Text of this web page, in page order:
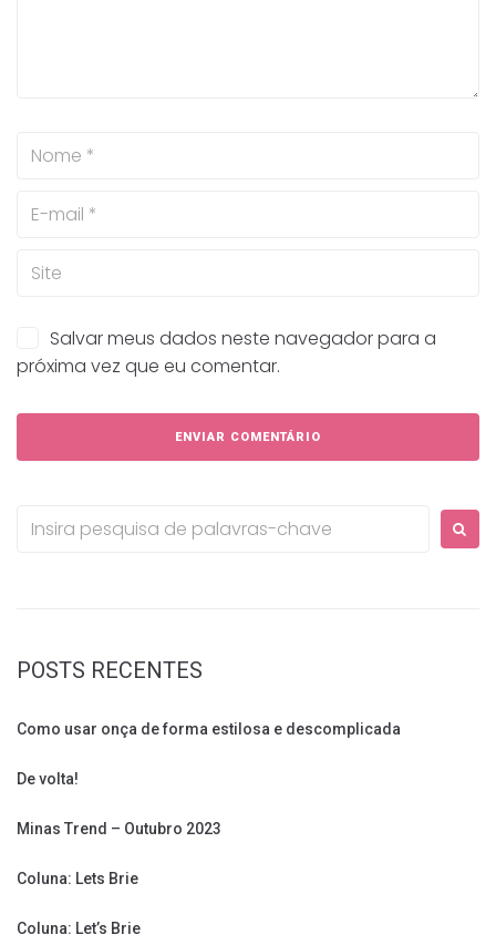
Salvar meus dados neste navegador para a
próxima vez que eu comentar.
Procurar:
POSTS RECENTES
Como usar onça de forma estilosa e descomplicada
De volta!
Minas Trend – Outubro 2023
Coluna: Lets Brie
Coluna: Let’s Brie